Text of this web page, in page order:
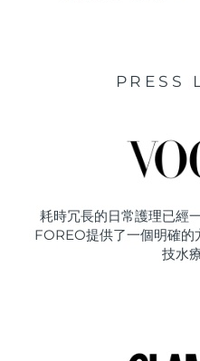
PRESS
耗時冗長的日常護理已經
FOREO提供了一個明確的
技水